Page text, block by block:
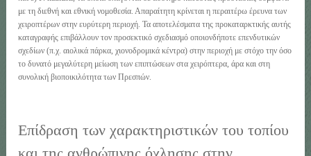
με τη διεθνή και εθνική νομοθεσία. Απαραίτητη κρίνεται η περαιτέρω έρευνα των
χειροπτέρων στην ευρύτερη περιοχή. Τα αποτελέσματα της προκαταρκτικής αυτής
καταγραφής επιβάλλουν τον προσεκτικό σχεδιασμό οποιονδήποτε επενδυτικών
σχεδίων (π.χ. αιολικά πάρκα, χιονοδρομικά κέντρα) στην περιοχή με στόχο την όσο
το δυνατό μεγαλύτερη μείωση των επιπτώσεων στα χειρόπτερα, άρα και στη
συνολική βιοποικιλότητα των Πρεσπών.
Επίδραση των χαρακτηριστικών του τοπίου